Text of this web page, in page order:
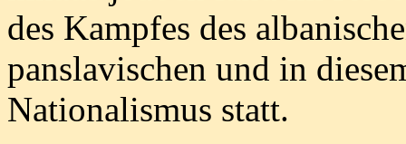
des Kampfes des
panslavischen und in
Nationalismus statt.